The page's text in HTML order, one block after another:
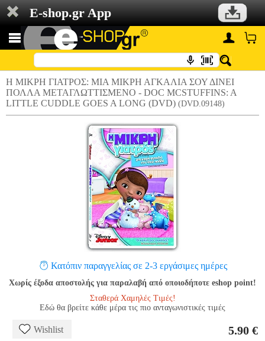
E-shop.gr App
Η ΜΙΚΡΗ ΓΙΑΤΡΟΣ: ΜΙΑ ΜΙΚΡΗ ΑΓΚΑΛΙΑ ΣΟΥ ΔΙΝΕΙ
ΠΟΛΛΑ ΜΕΤΑΓΛΩΤΤΙΣΜΕΝΟ - DOC MCSTUFFINS: A
LITTLE CUDDLE GOES A LONG (DVD) (DVD.09148)
Κατόπιν παραγγελίας σε 2-3 εργάσιμες ημέρες
Χωρίς έξοδα αποστολής για παραλαβή από οποιοδήποτε eshop point!
Σταθερά Χαμηλές Τιμές!
Εδώ θα βρείτε κάθε μέρα τις πιο ανταγωνιστικές τιμές
Wishlist 5.90 €